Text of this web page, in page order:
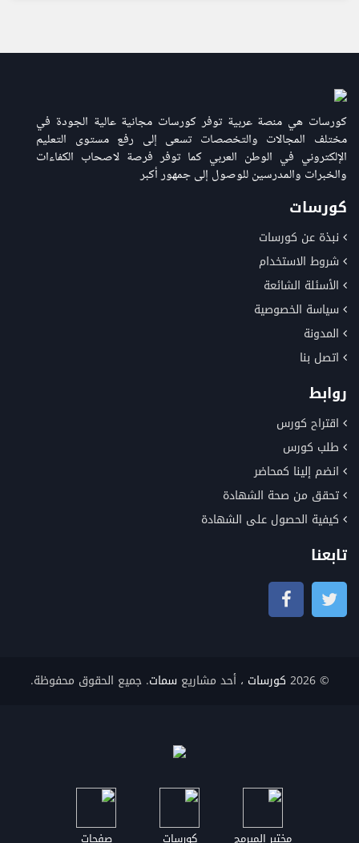
كورسات هي منصة عربية توفر كورسات مجانية عالية الجودة في
مختلف المجالات والتخصصات تسعى إلى رفع مستوى التعليم
الإلكتروني في الوطن العربي كما توفر فرصة لاصحاب الكفاءات
والخبرات والمدرسين للوصول إلى جمهور أكبر
كورسات
نبذة عن كورسات
شروط الاستخدام
الأسئلة الشائعة
سياسة الخصوصية
المدونة
اتصل بنا
روابط
اقتراح كورس
طلب كورس
انضم إلينا كمحاضر
تحقق من صحة الشهادة
كيفية الحصول على الشهادة
تابعنا
© 2026 كورسات ، أحد مشاريعسمات. جميع الحقوق محفوظة.
مختبر المبرمج كورسات صفحات